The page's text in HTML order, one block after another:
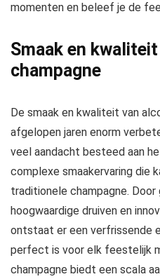
momenten en beleef je de
Smaak en
champagne
De smaak en kwaliteit van
afgelopen jaren enorm
veel aandacht besteed aan
complexe smaakervaring die
traditionele champagne. Door
hoogwaardige druiven en
ontstaat er een verfrissende
perfect is voor elk feestelijk
champagne biedt een scala